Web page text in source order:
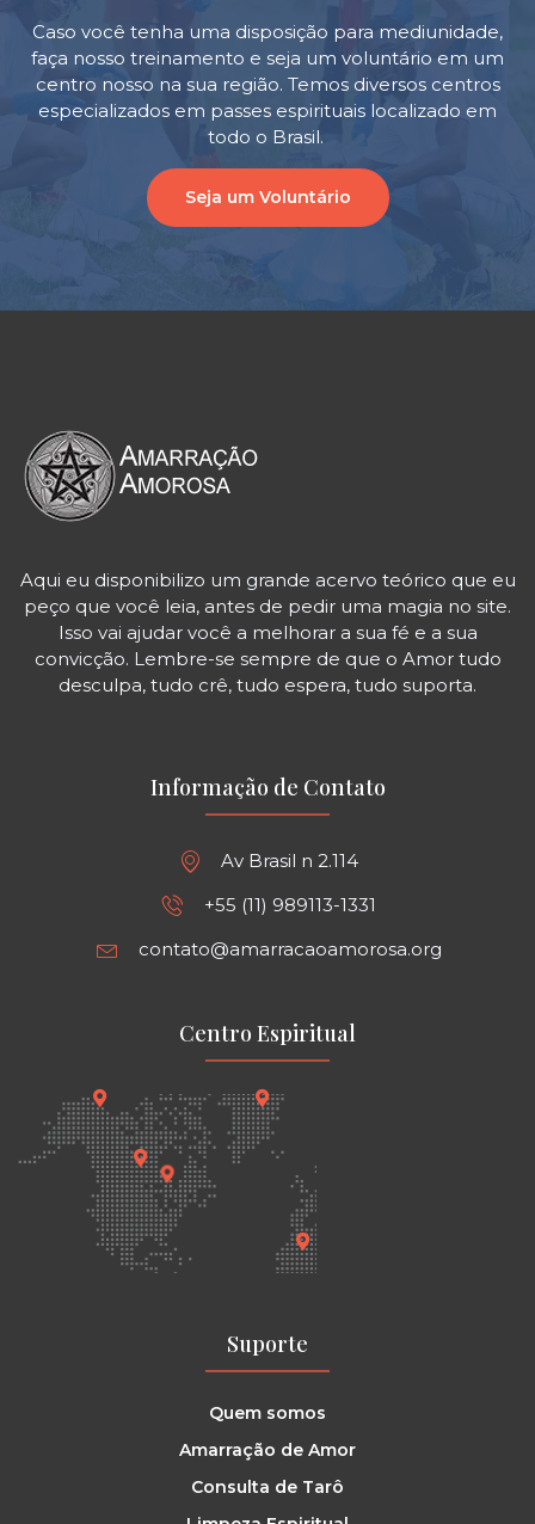
Caso você tenha uma disposição para mediunidade,
faça nosso treinamento e seja um voluntário em um
centro nosso na sua região. Temos diversos centros
especializados em passes espirituais localizado em
todo o Brasil.
Seja um Voluntário
Aqui eu disponibilizo um grande acervo teórico que eu
peço que você leia, antes de pedir uma magia no site.
Isso vai ajudar você a melhorar a sua fé e a sua
convicção. Lembre-se sempre de que o Amor tudo
desculpa, tudo crê, tudo espera, tudo suporta.
Informação de Contato
Av Brasil n 2.114
+55 (11) 989113-1331
contato@amarracaoamorosa.org
Centro Espiritual
Suporte
Quem somos
Amarração de Amor
Consulta de Tarô